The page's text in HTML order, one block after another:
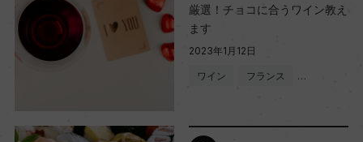
厳選！チョコに合うワイン教え
ます
2023年1月12日
ワイン フランス …